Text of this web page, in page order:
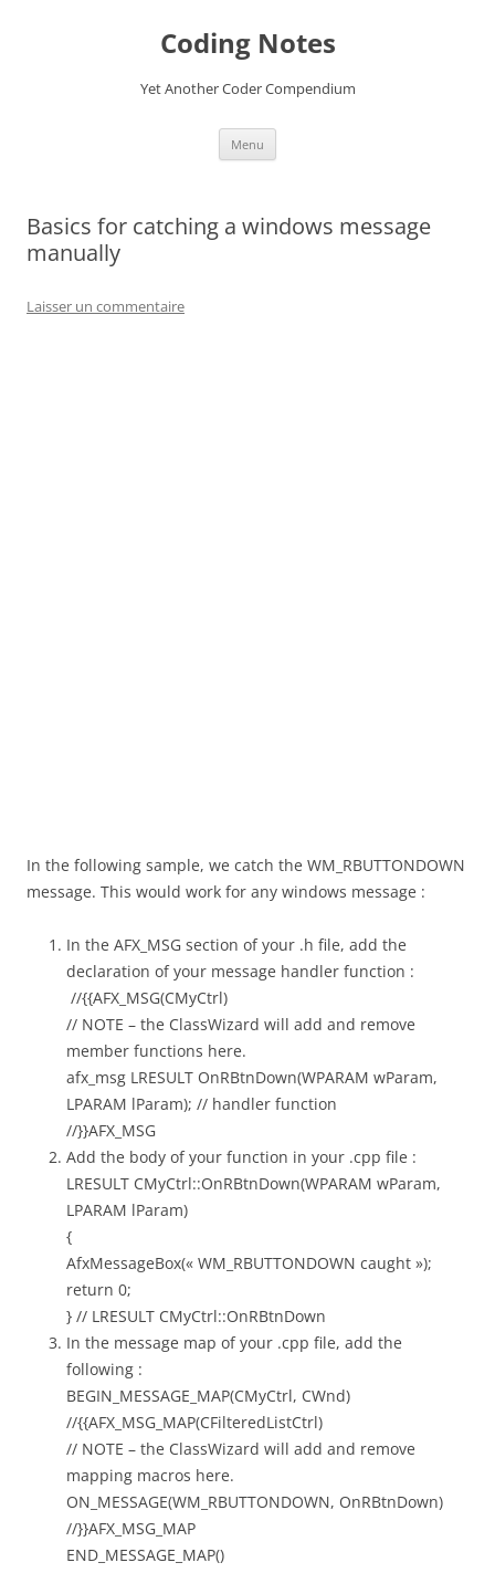
Coding Notes
Yet Another Coder Compendium
Menu
Basics for catching a windows message
manually
Laisser un commentaire
In the following sample, we catch the WM_RBUTTONDOWN
message. This would work for any windows message :
In the AFX_MSG section of your .h file, add the
declaration of your message handler function :
//{{AFX_MSG(CMyCtrl)
// NOTE – the ClassWizard will add and remove
member functions here.
afx_msg LRESULT OnRBtnDown(WPARAM wParam,
LPARAM lParam); // handler function
//}}AFX_MSG
Add the body of your function in your .cpp file :
LRESULT CMyCtrl::OnRBtnDown(WPARAM wParam,
LPARAM lParam)
{
AfxMessageBox(« WM_RBUTTONDOWN caught »);
return 0;
} // LRESULT CMyCtrl::OnRBtnDown
In the message map of your .cpp file, add the
following :
BEGIN_MESSAGE_MAP(CMyCtrl, CWnd)
//{{AFX_MSG_MAP(CFilteredListCtrl)
// NOTE – the ClassWizard will add and remove
mapping macros here.
ON_MESSAGE(WM_RBUTTONDOWN, OnRBtnDown)
//}}AFX_MSG_MAP
END_MESSAGE_MAP()